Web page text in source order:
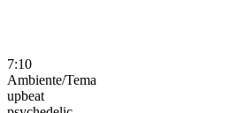
7:10
Ambiente/Tema
upbeat